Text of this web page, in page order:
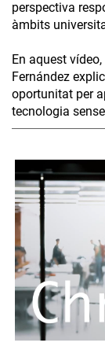
perspectiva
àmbits
En aquest
Fernández
oportunitat per
tecnologia